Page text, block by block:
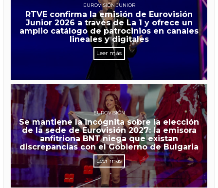
EUROVISIÓN JUNIOR
RTVE confirma la emisión de Eurovisión
Junior 2026 a través de La 1 y ofrece un
amplio catálogo de patrocinios en canales
lineales y digitales
Leer más
EUROVISIÓN
Se mantiene la incógnita sobre la elección
de la sede de Eurovisión 2027: la emisora
anfitriona BNT niega que existan
discrepancias con el Gobierno de Bulgaria
Leer más